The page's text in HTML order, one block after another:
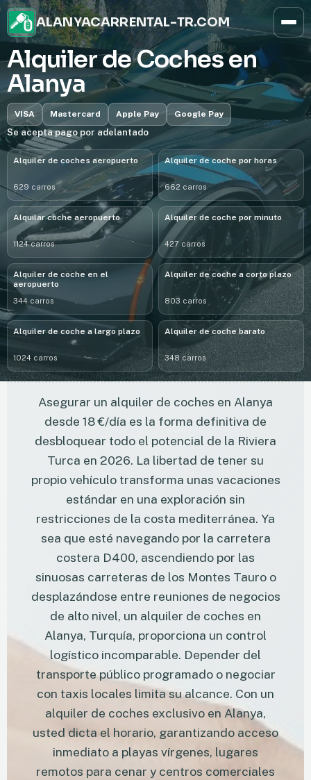
ALANYACARRENTAL-TR.COM
Alquiler de Coches en
Alanya
VISA Mastercard Apple Pay Google Pay
Se acepta pago por adelantado
Alquiler de coches aeropuerto
629 carros
Alquiler de coche por horas
662 carros
Alquilar coche aeropuerto
1124 carros
Alquiler de coche por minuto
427 carros
Alquiler de coche en el
aeropuerto
344 carros
Alquiler de coche a corto plazo
803 carros
Alquiler de coche a largo plazo
1024 carros
Alquiler de coche barato
348 carros
Asegurar un alquiler de coches en Alanya
desde 18 €/día es la forma definitiva de
desbloquear todo el potencial de la Riviera
Turca en 2026. La libertad de tener su
propio vehículo transforma unas vacaciones
estándar en una exploración sin
restricciones de la costa mediterránea. Ya
sea que esté navegando por la carretera
costera D400, ascendiendo por las
sinuosas carreteras de los Montes Tauro o
desplazándose entre reuniones de negocios
de alto nivel, un alquiler de coches en
Alanya, Turquía, proporciona un control
logístico incomparable. Depender del
transporte público programado o negociar
con taxis locales limita su alcance. Con un
alquiler de coches exclusivo en Alanya,
usted dicta el horario, garantizando acceso
inmediato a playas vírgenes, lugares
remotos para cenar y centros comerciales